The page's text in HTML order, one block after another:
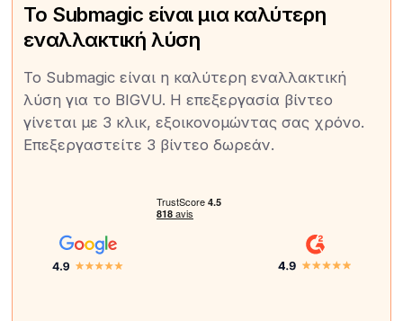
Το Submagic είναι μια καλύτερη
εναλλακτική λύση
Το Submagic είναι η καλύτερη εναλλακτική
λύση για το BIGVU. Η επεξεργασία βίντεο
γίνεται με 3 κλικ, εξοικονομώντας σας χρόνο.
Επεξεργαστείτε 3 βίντεο δωρεάν.